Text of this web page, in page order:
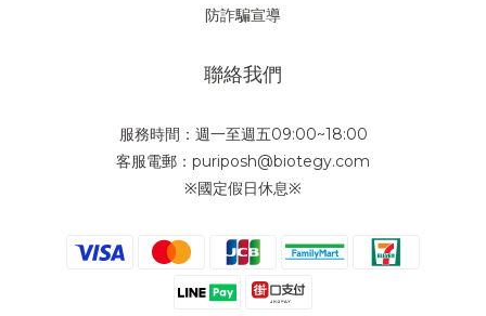
防詐騙宣導
聯絡我們
服務時間：週一至週五09:00~18:00
客服電郵：puriposh@biotegy.com
※國定假日休息※